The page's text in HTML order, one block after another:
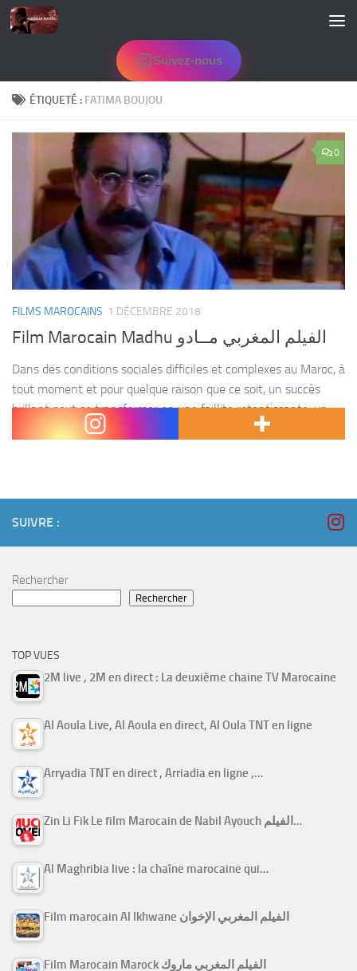
Skip to content
Suivez-nous
ÉTIQUETÉ : FATIMA BOUJOU
0
FILMS MAROCAINS 1 DÉCEMBRE 2018
Film Marocain Madhu الفيلم المغربي مــادو
Dans des conditions sociales difficiles et complexes au Maroc, à
tout moment et pour quelque raison que ce soit, un succès
brillant peut se transformer en une faillite retentissante, un
amour à un grand...
SUIVRE :
Rechercher
Rechercher
TOP VUES
2M live , 2M en direct : La deuxième chaine TV Marocaine
Al Aoula Live, Al Aoula en direct, Al Oula TNT en ligne
Arryadia TNT en direct , Arriadia en ligne ,…
Zin Li Fik Le film Marocain de Nabil Ayouch الفيلم…
Al Maghribia live : la chaîne marocaine qui…
Film marocain Al Ikhwane الفيلم المغربي الإخوان
Film Marocain Marock الفيلم المغربي ماروك